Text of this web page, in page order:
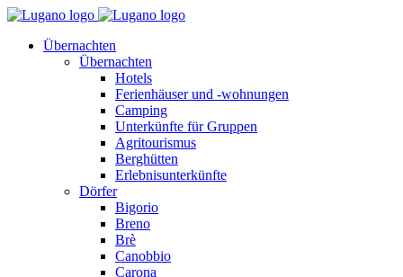
Übernachten
Übernachten
Hotels
Ferienhäuser und -wohnungen
Camping
Unterkünfte für Gruppen
Agritourismus
Berghütten
Erlebnisunterkünfte
Dörfer
Bigorio
Breno
Brè
Canobbio
Carona